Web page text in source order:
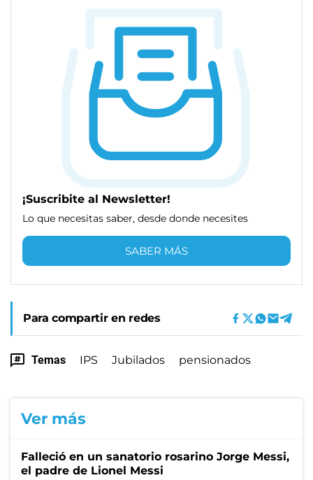
¡Suscribite al Newsletter!
Lo que necesitas saber, desde donde necesites
SABER MÁS
Para compartir en redes
Temas IPS Jubilados pensionados
Ver más
Falleció en un sanatorio rosarino Jorge Messi,
el padre de Lionel Messi